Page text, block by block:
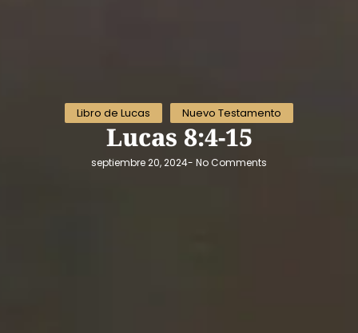
Libro de Lucas Nuevo Testamento
Lucas 8:4-15
septiembre 20, 2024- No Comments